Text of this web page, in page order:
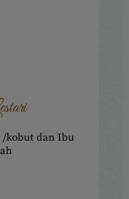
/kobut dan Ibu